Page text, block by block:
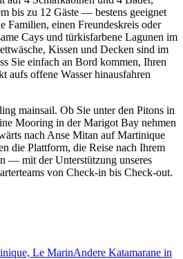
bis zu 12 Gäste — bestens geeignet
Familien, einen Freundeskreis oder
Cays und türkisfarbene Lagunen im
Kissen und Decken sind im
Sie einfach an Bord kommen, Ihren
aufs offene Wasser hinausfahren
mainsail. Ob Sie unter den Pitons in
Mooring in der Marigot Bay nehmen
nach Anse Mitan auf Martinique
die Plattform, die Reise nach Ihrem
— mit der Unterstützung unseres
von Check-in bis Check-out.
Le MarinAndere Katamarane in